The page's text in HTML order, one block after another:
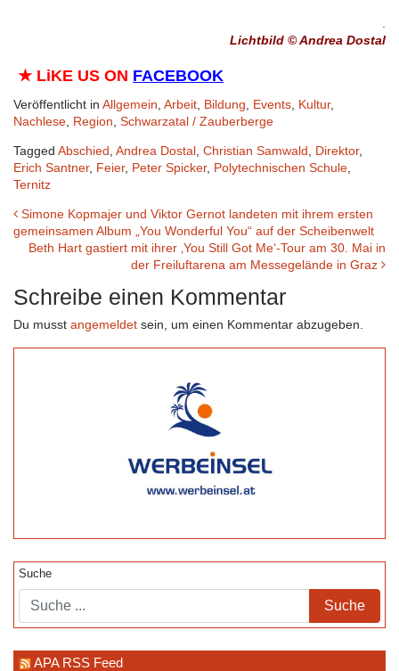
Lichtbild © Andrea Dostal
★ LiKE US ON FACEBOOK
Veröffentlicht in Allgemein Arbeit Bildung Events Kultur,
Nachlese Region Schwarzatal / Zauberberge
Tagged Abschied Andrea Dostal Christian Samwald Direktor,
Erich Santner, Feier, Peter Spicker, Polytechnischen Schule
Ternitz
Beitrags-
Navigation
Simone Kopmajer und Viktor Gernot landeten mit ihrem ersten
gemeinsamen Album „You Wonderful You“ auf der Scheibenwelt
Beth Hart gastiert mit ihrer ‚You Still Got Me‘-Tour am 30. Mai in
der Freiluftarena am Messegelände in Graz
Schreibe einen Kommentar
Du musst angemeldet sein, um einen Kommentar abzugeben.
Suche
APA RSS Feed